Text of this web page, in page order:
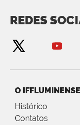
REDES
O IFFLUMINENSE
Histórico
Contatos